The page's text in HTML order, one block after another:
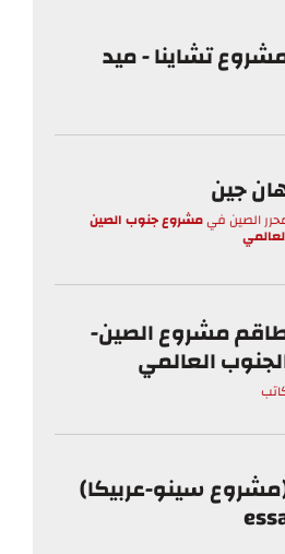
تشاينا - ميد
جين
الصينفيمشروع جنوب الصين
مشروع الصين-
العالمي
سينو-عربيكا)